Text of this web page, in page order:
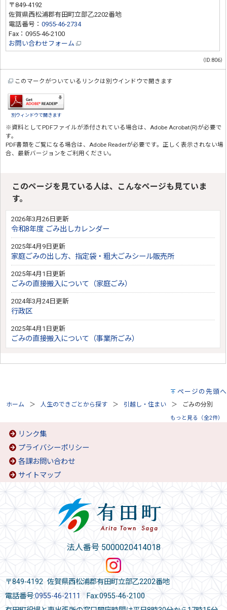
〒849-4192
佐賀県西松浦郡有田町立部乙2202番地
電話番号：0955-46-2734
Fax：0955-46-2100
お問い合わせフォーム
（ID:806）
このマークがついているリンクは別ウインドウで開きます
別ウィンドウで開きます
※資料としてPDFファイルが添付されている場合は、 Adobe Acrobat(R)が必要で
す。
PDF書類をご覧になる場合は、 Adobe Readerが必要です。正しく表示されない場
合、最新バージョンをご利用ください。
このページを見ている人は、こんなページも見ていま
す。
2026年3月26日更新
令和8年度 ごみ出しカレンダー
2025年4月9日更新
家庭ごみの出し方、指定袋・粗大ごみシール販売所
2025年4月1日更新
ごみの直接搬入について（家庭ごみ）
2024年3月24日更新
行政区
2025年4月1日更新
ごみの直接搬入について（事業所ごみ）
ページの先頭へ
ホーム 人生のできごとから探す 引越し・住まい ごみの分別
もっと見る（全2件）
リンク集
プライバシーポリシー
各課お問い合わせ
サイトマップ
法人番号 5000020414018
〒849-4192 佐賀県西松浦郡有田町立部乙2202番地
電話番号:0955-46-2111 Fax:0955-46-2100